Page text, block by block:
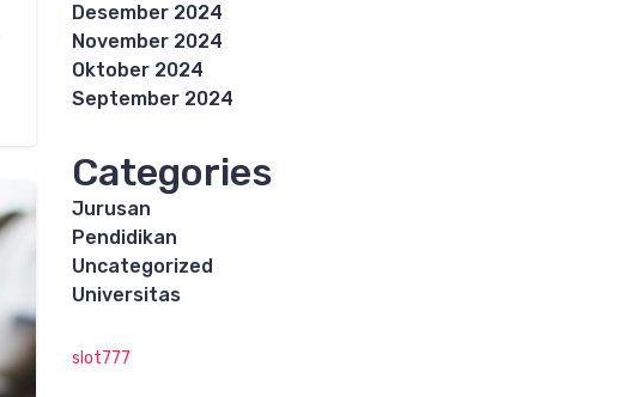
Desember 2024
November 2024
Oktober 2024
September 2024
Categories
Jurusan
Pendidikan
Uncategorized
Universitas
slot777